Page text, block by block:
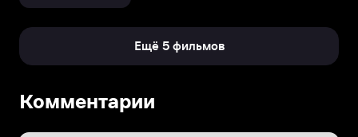
Ещё 5 фильмов
Комментарии